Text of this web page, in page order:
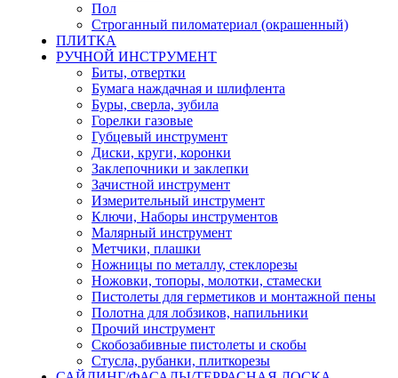
Пол
Строганный пиломатериал (окрашенный)
ПЛИТКА
РУЧНОЙ ИНСТРУМЕНТ
Биты, отвертки
Бумага наждачная и шлифлента
Буры, сверла, зубила
Горелки газовые
Губцевый инструмент
Диски, круги, коронки
Заклепочники и заклепки
Зачистной инструмент
Измерительный инструмент
Ключи, Наборы инструментов
Малярный инструмент
Метчики, плашки
Ножницы по металлу, стеклорезы
Ножовки, топоры, молотки, стамески
Пистолеты для герметиков и монтажной пены
Полотна для лобзиков, напильники
Прочий инструмент
Скобозабивные пистолеты и скобы
Стусла, рубанки, плиткорезы